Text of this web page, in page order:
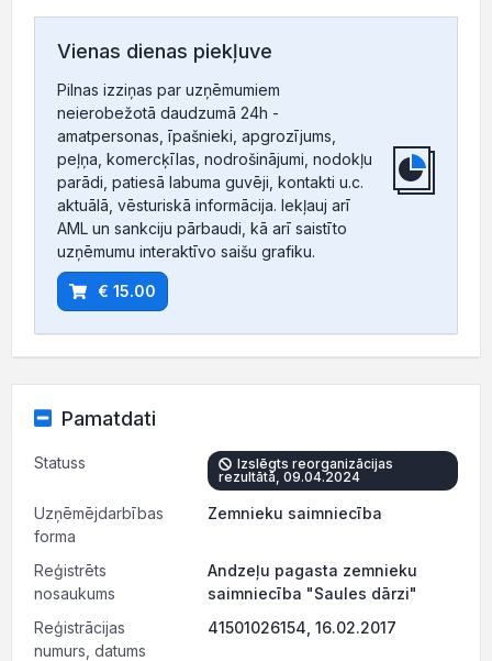
Vienas dienas piekļuve
Pilnas izziņas par uzņēmumiem
neierobežotā daudzumā 24h -
amatpersonas, īpašnieki, apgrozījums,
peļņa, komercķīlas, nodrošinājumi, nodokļu
parādi, patiesā labuma guvēji, kontakti u.c.
aktuālā, vēsturiskā informācija. Iekļauj arī
AML un sankciju pārbaudi, kā arī saistīto
uzņēmumu interaktīvo saišu grafiku.
€ 15.00
Pamatdati
Statuss
Izslēgts reorganizācijas
rezultātā, 09.04.2024
Uzņēmējdarbības
forma
Zemnieku saimniecība
Reģistrēts
nosaukums
Andzeļu pagasta zemnieku
saimniecība "Saules dārzi"
Reģistrācijas
numurs, datums
41501026154, 16.02.2017